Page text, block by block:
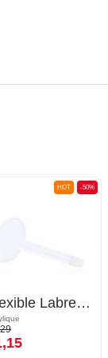
-50%
HOT
Flexible Labret Pin (acrylic, various colours)